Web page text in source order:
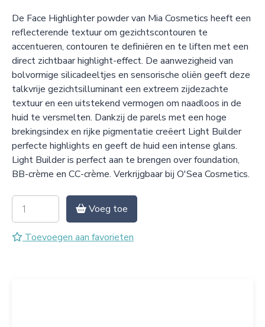
De Face Highlighter powder van Mia Cosmetics heeft een
reflecterende textuur om gezichtscontouren te
accentueren, contouren te definiëren en te liften met een
direct zichtbaar highlight-effect. De aanwezigheid van
bolvormige silicadeeltjes en sensorische oliën geeft deze
talkvrije gezichtsilluminant een extreem zijdezachte
textuur en een uitstekend vermogen om naadloos in de
huid te versmelten. Dankzij de parels met een hoge
brekingsindex en rijke pigmentatie creëert Light Builder
perfecte highlights en geeft de huid een intense glans.
Light Builder is perfect aan te brengen over foundation,
BB-crème en CC-crème. Verkrijgbaar bij O'Sea Cosmetics.
Voeg toe
Toevoegen aan favorieten